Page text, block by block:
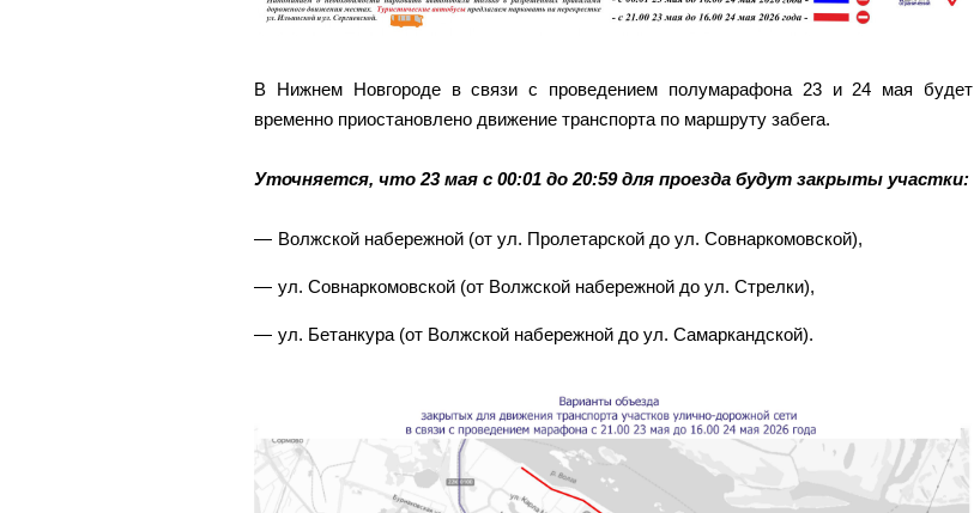
В Нижнем Новгороде в связи с проведением полумарафона 23 и 24 мая будет
временно приостановлено движение транспорта по маршруту забега.
Уточняется, что 23 мая с 00:01 до 20:59 для проезда будут закрыты участки:
Волжской набережной (от ул. Пролетарской до ул. Совнаркомовской),
ул. Совнаркомовской (от Волжской набережной до ул. Стрелки),
ул. Бетанкура (от Волжской набережной до ул. Самаркандской).